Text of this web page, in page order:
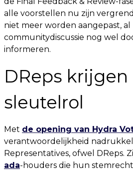
alle voorstellen nu zijn
niet meer worden aangepast, al
communitydiscussie nog wel
informeren.
DReps
sleutelrol
Met de opening van Hydra
verantwoordelijkheid
Representatives, ofwel DReps.
ada-houders die hun